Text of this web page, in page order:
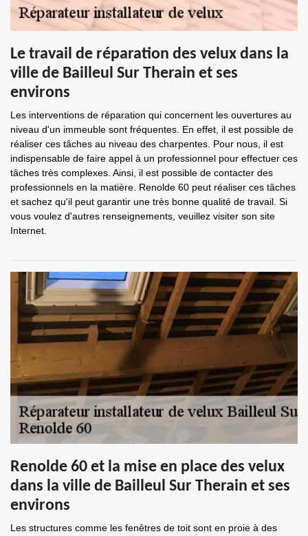
Le travail de réparation des velux dans la
ville de Bailleul Sur Therain et ses
environs
Les interventions de réparation qui concernent les ouvertures au
niveau d'un immeuble sont fréquentes. En effet, il est possible de
réaliser ces tâches au niveau des charpentes. Pour nous, il est
indispensable de faire appel à un professionnel pour effectuer ces
tâches très complexes. Ainsi, il est possible de contacter des
professionnels en la matière. Renolde 60 peut réaliser ces tâches
et sachez qu'il peut garantir une très bonne qualité de travail. Si
vous voulez d'autres renseignements, veuillez visiter son site
Internet.
Renolde 60 et la mise en place des velux
dans la ville de Bailleul Sur Therain et ses
environs
Les structures comme les fenêtres de toit sont en proie à des